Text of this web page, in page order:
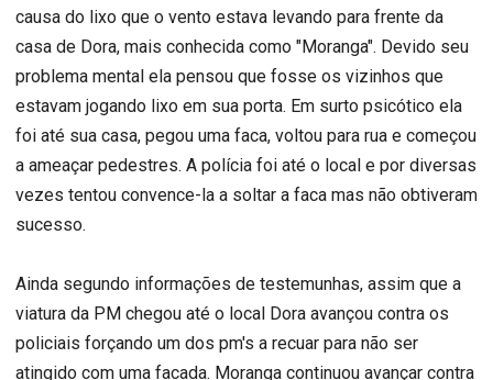
causa do lixo que o vento estava levando para frente da
casa de Dora, mais conhecida como "Moranga". Devido seu
problema mental ela pensou que fosse os vizinhos que
estavam jogando lixo em sua porta. Em surto psicótico ela
foi até sua casa, pegou uma faca, voltou para rua e começou
a ameaçar pedestres. A polícia foi até o local e por diversas
vezes tentou convence-la a soltar a faca mas não obtiveram
sucesso.
Ainda segundo informações de testemunhas, assim que a
viatura da PM chegou até o local Dora avançou contra os
policiais forçando um dos pm's a recuar para não ser
atingido com uma facada. Moranga continuou avançar contra